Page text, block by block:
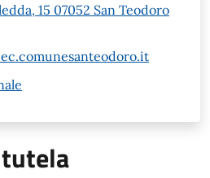
15 07052 San Teodoro